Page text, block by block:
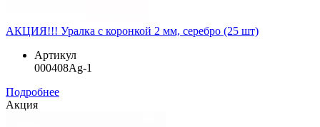
АКЦИЯ!!! Уралка с коронкой 2 мм, серебро (25 шт)
Артикул
000408Ag-1
Подробнее
Акция